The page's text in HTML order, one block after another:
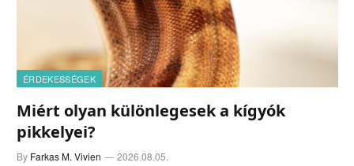
ÉRDEKESSÉGEK
Miért olyan különlegesek a kígyók
pikkelyei?
By Farkas M. Vivien 2026.08.05.